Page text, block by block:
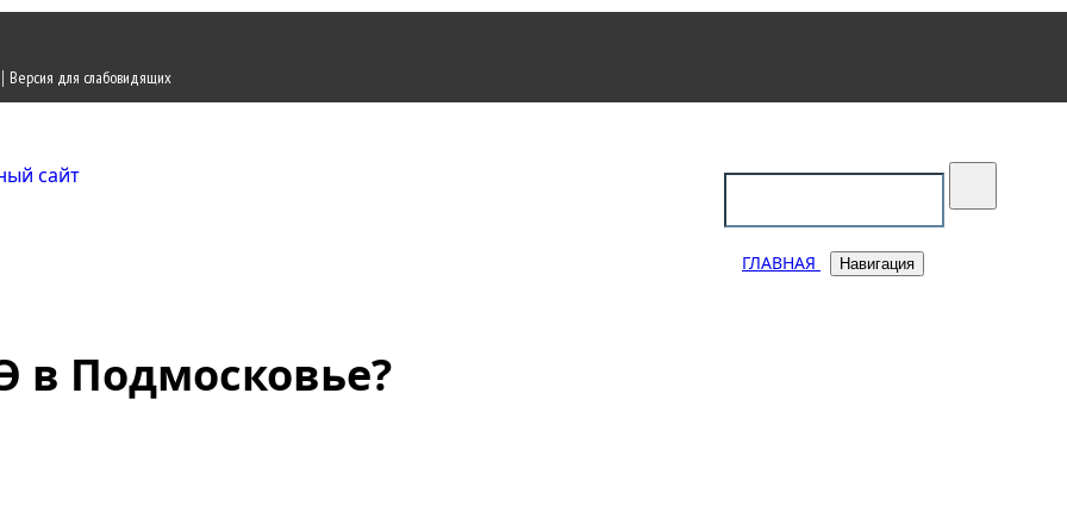
| Версия для слабовидящих
ГЛАВНАЯ Навигация
в Подмосковье?